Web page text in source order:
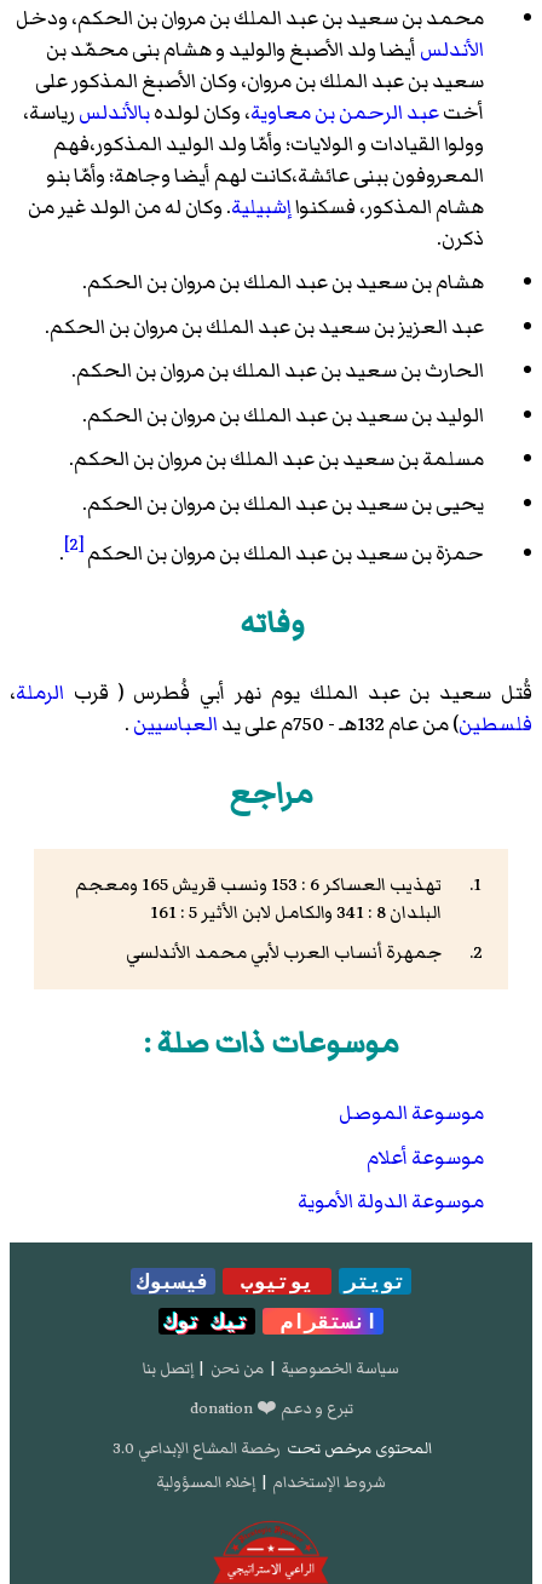
محمد بن سعيد بن عبد الملك بن مروان بن الحكم، ودخل
الأندلسأيضا ولد الأصبغ والوليد و هشام بنى محمّد بن
سعيد بن عبد الملك بن مروان، وكان الأصبغ المذكور على
أختعبد الرحمن بن معاوية، وكان لولدهبالأندلسرياسة،
وولوا القيادات و الولايات؛ وأمّا ولد الوليد المذكور،فهم
المعروفون ببنى عائشة،كانت لهم أيضا وجاهة؛ وأمّا بنو
هشام المذكور، فسكنواإشبيلية. وكان له من الولد غير من
ذكرن.
هشام بن سعيد بن عبد الملك بن مروان بن الحكم.
عبد العزيز بن سعيد بن عبد الملك بن مروان بن الحكم.
الحارث بن سعيد بن عبد الملك بن مروان بن الحكم.
الوليد بن سعيد بن عبد الملك بن مروان بن الحكم.
مسلمة بن سعيد بن عبد الملك بن مروان بن الحكم.
يحيى بن سعيد بن عبد الملك بن مروان بن الحكم.
حمزة بن سعيد بن عبد الملك بن مروان بن الحكم[2]
.
وفاته
قُتل سعيد بن عبد الملك يوم نهر أبي فُطرس ( قرب الرملة،
فلسطين) من عام 132هـ - 750م على يد العباسيين.
مراجع
تهذيب العساكر 6 : 153 ونسب قريش 165 ومعجم
البلدان 8 : 341 والكامل لابن الأثير 5 : 161
جمهرة أنساب العرب لأبي محمد الأندلسي
موسوعات ذات صلة :
موسوعة الموصل
موسوعة أعلام
موسوعة الدولة الأموية
تويتر يوتيوب
فيسبوك
انستقرام
تيك توك
سياسة الخصوصية | من نحن | إتصل بنا
تبرع و دعم ❤️ donation
المحتوى مرخص تحت رخصة المشاع الإبداعي 3.0
شروط الإستخدام | إخلاء المسؤولية